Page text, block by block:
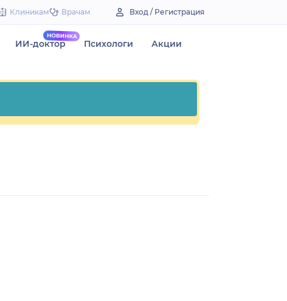
Клиникам Врачам Вход / Регистрация
ИИ-доктор Психологи Акции